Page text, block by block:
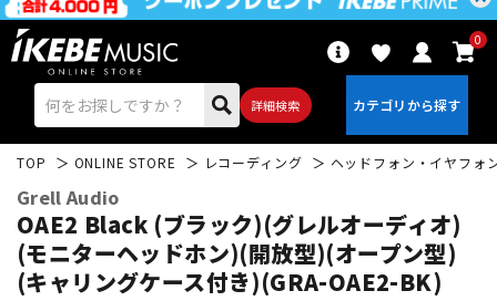
詳細検索
0
エレキギター アコギ/エレアコ
TOP ONLINE STORE レコーディング ヘッドフォン・イヤフォ
Grell Audio
OAE2 Black (ブラック)(グレルオーディオ)
(モニターヘッドホン)(開放型)(オープン型)
(キャリングケース付き)(GRA-OAE2-BK)